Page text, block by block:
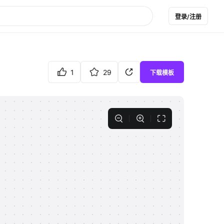
登录/注册
1 29 下载模板